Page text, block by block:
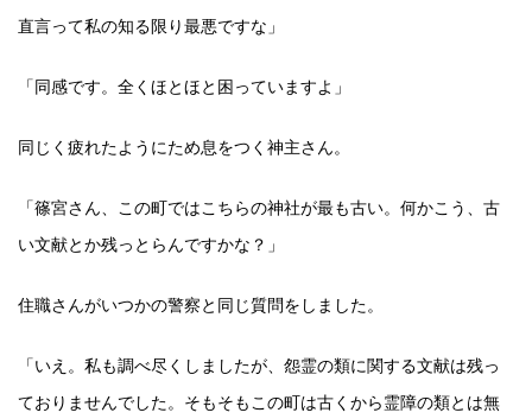
直言って私の知る限り最悪ですな」
「同感です。全くほとほと困っていますよ」
同じく疲れたようにため息をつく神主さん。
「篠宮さん、この町ではこちらの神社が最も古い。何かこう、古
い文献とか残っとらんですかな？」
住職さんがいつかの警察と同じ質問をしました。
「いえ。私も調べ尽くしましたが、怨霊の類に関する文献は残っ
ておりませんでした。そもそもこの町は古くから霊障の類とは無